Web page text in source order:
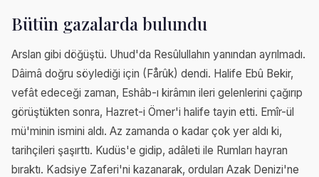
Bütün gazalarda bulundu
Arslan gibi döğüştü. Uhud'da Resûlullahın yanından ayrılmadı.
Dâimâ doğru söylediği için (Fårûk) dendi. Halife Ebû Bekir,
vefât edeceği zaman, Eshâb-ı kirâmın ileri gelenlerini çağırıp
görüştükten sonra, Hazret-i Ömer'i halife tayin etti. Emîr-ül
mü'minin ismini aldı. Az zamanda o kadar çok yer aldı ki,
tarihçileri şaşırttı. Kudüs'e gidip, adâleti ile Rumları hayran
bıraktı. Kadsiye Zaferi'ni kazanarak, orduları Azak Denizi'ne